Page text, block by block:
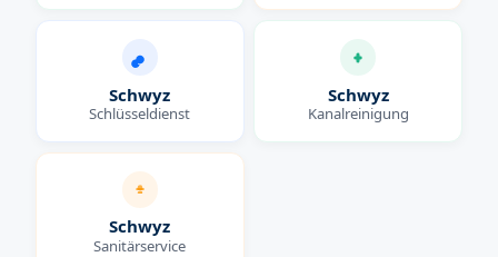
Schwyz
Schlüsseldienst
Schwyz
Kanalreinigung
Schwyz
Sanitärservice